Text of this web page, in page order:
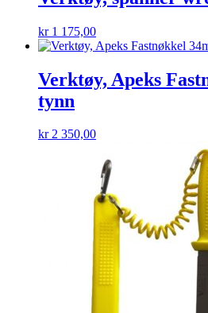
kr1 175,00
Verktøy, Apeks
tynn
kr2 350,00